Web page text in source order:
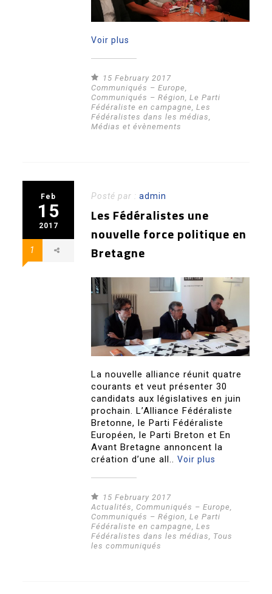
Voir plus
15 February 2017
Communiqués – Europe
Communiqués – Région ,Le Parti
Fédéraliste en campagne ,Les
Fédéralistes dans les médias
Médias et évènements
Feb
15
2017
1
Posté par :admin
Les Fédéralistes une
nouvelle force politique en
Bretagne
La nouvelle alliance réunit quatre
courants et veut présenter 30
candidats aux législatives en juin
prochain. L’Alliance Fédéraliste
Bretonne, le Parti Fédéraliste
Européen, le Parti Breton et En
Avant Bretagne annoncent la
création d’une all..Voir plus
15 February 2017
Actualités
Communiqués – Europe
Communiqués – Région ,Le Parti
Fédéraliste en campagne ,Les
Fédéralistes dans les médias
Tous
les communiqués